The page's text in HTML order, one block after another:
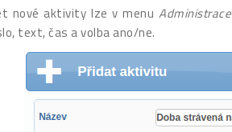
nové aktivity lze v menuAdministrace
text, čas a volba ano/ne.